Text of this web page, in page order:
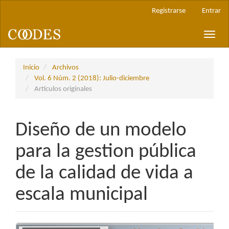
principal
Barra
Registrarse Entrar
Toggle
Inicio
Archivos
Vol. 6 Núm. 2 (2018): Julio-diciembre
Artículos originales
Diseño de un modelo
para la gestion pública
de la calidad de vida a
escala municipal